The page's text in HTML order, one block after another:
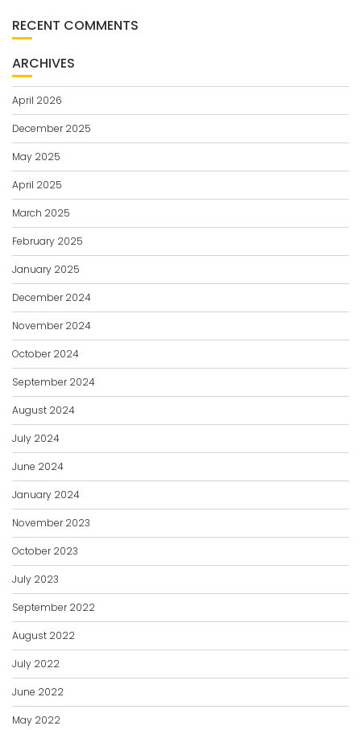
RECENT COMMENTS
ARCHIVES
April 2026
December 2025
May 2025
April 2025
March 2025
February 2025
January 2025
December 2024
November 2024
October 2024
September 2024
August 2024
July 2024
June 2024
January 2024
November 2023
October 2023
July 2023
September 2022
August 2022
July 2022
June 2022
May 2022